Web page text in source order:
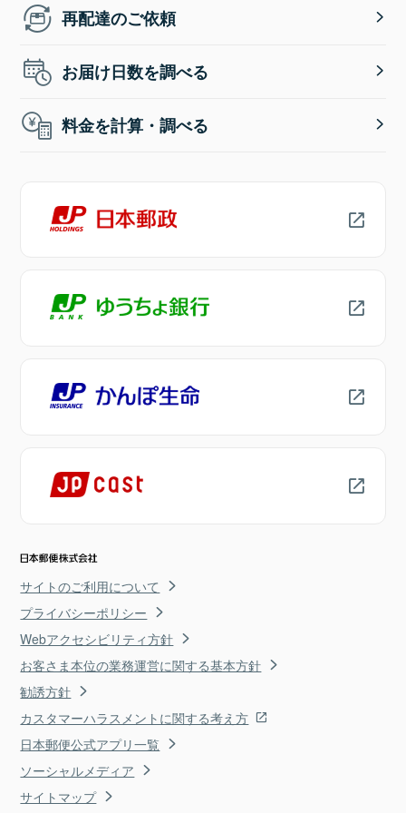
再配達のご依頼
お届け日数を調べる
料金を計算・調べる
サイトのご利用について
プライバシーポリシー
Webアクセシビリティ方針
お客さま本位の業務運営に関する基本方針
勧誘方針
カスタマーハラスメントに関する考え方
日本郵便公式アプリ一覧
ソーシャルメディア
サイトマップ